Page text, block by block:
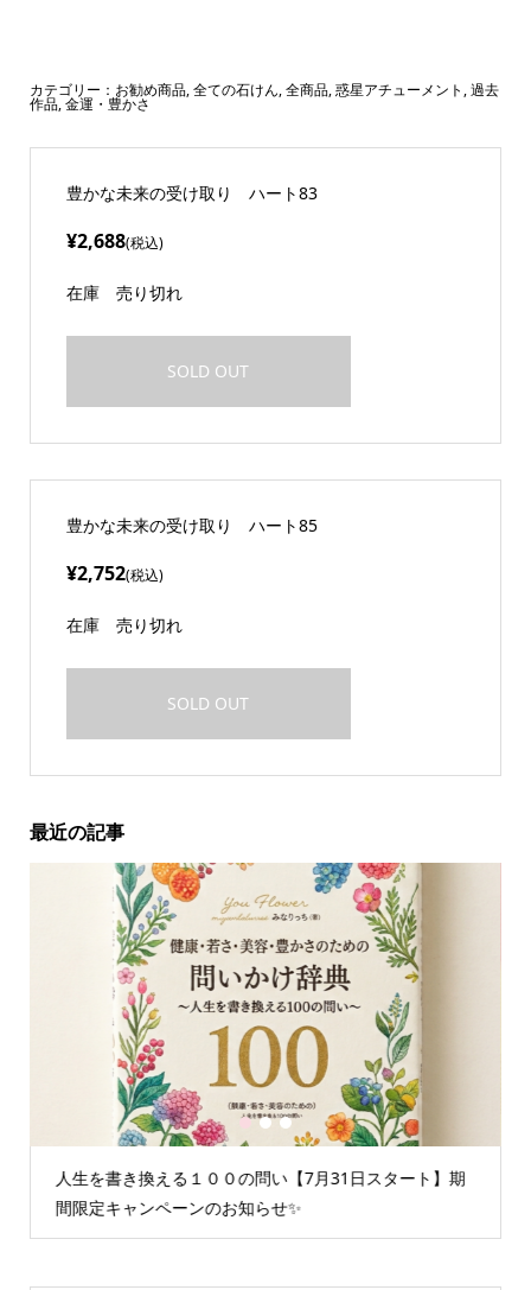
カテゴリー： お勧め商品,全ての石けん,全商品,惑星アチューメント ,過去
作品,金運・豊かさ
豊かな未来の受け取り ハート83
¥2,688(税込)
在庫 売り切れ
SOLD OUT
豊かな未来の受け取り ハート85
¥2,752(税込)
在庫 売り切れ
SOLD OUT
最近の記事
人生を書き換える１００の問い【7月31日スタート】期
間限定キャンペーンのお知らせ✨
2 3